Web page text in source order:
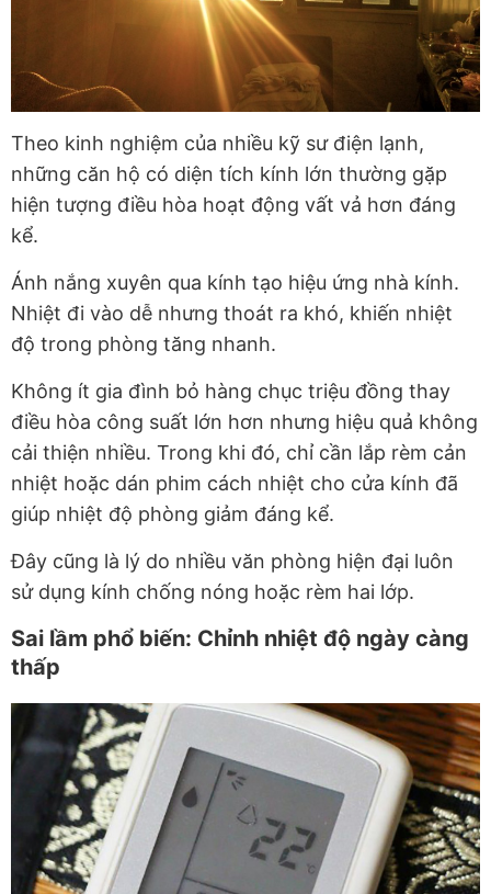
Theo kinh nghiệm của nhiều kỹ sư điện lạnh,
những căn hộ có diện tích kính lớn thường gặp
hiện tượng điều hòa hoạt động vất vả hơn đáng
kể.
Ánh nắng xuyên qua kính tạo hiệu ứng nhà kính.
Nhiệt đi vào dễ nhưng thoát ra khó, khiến nhiệt
độ trong phòng tăng nhanh.
Không ít gia đình bỏ hàng chục triệu đồng thay
điều hòa công suất lớn hơn nhưng hiệu quả không
cải thiện nhiều. Trong khi đó, chỉ cần lắp rèm cản
nhiệt hoặc dán phim cách nhiệt cho cửa kính đã
giúp nhiệt độ phòng giảm đáng kể.
Đây cũng là lý do nhiều văn phòng hiện đại luôn
sử dụng kính chống nóng hoặc rèm hai lớp.
Sai lầm phổ biến: Chỉnh nhiệt độ ngày càng
thấp